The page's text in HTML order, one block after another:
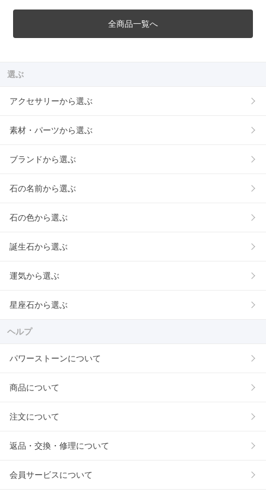
全商品一覧へ
選ぶ
アクセサリーから選ぶ
素材・パーツから選ぶ
ブランドから選ぶ
石の名前から選ぶ
石の色から選ぶ
誕生石から選ぶ
運気から選ぶ
星座石から選ぶ
ヘルプ
パワーストーンについて
商品について
注文について
返品・交換・修理について
会員サービスについて